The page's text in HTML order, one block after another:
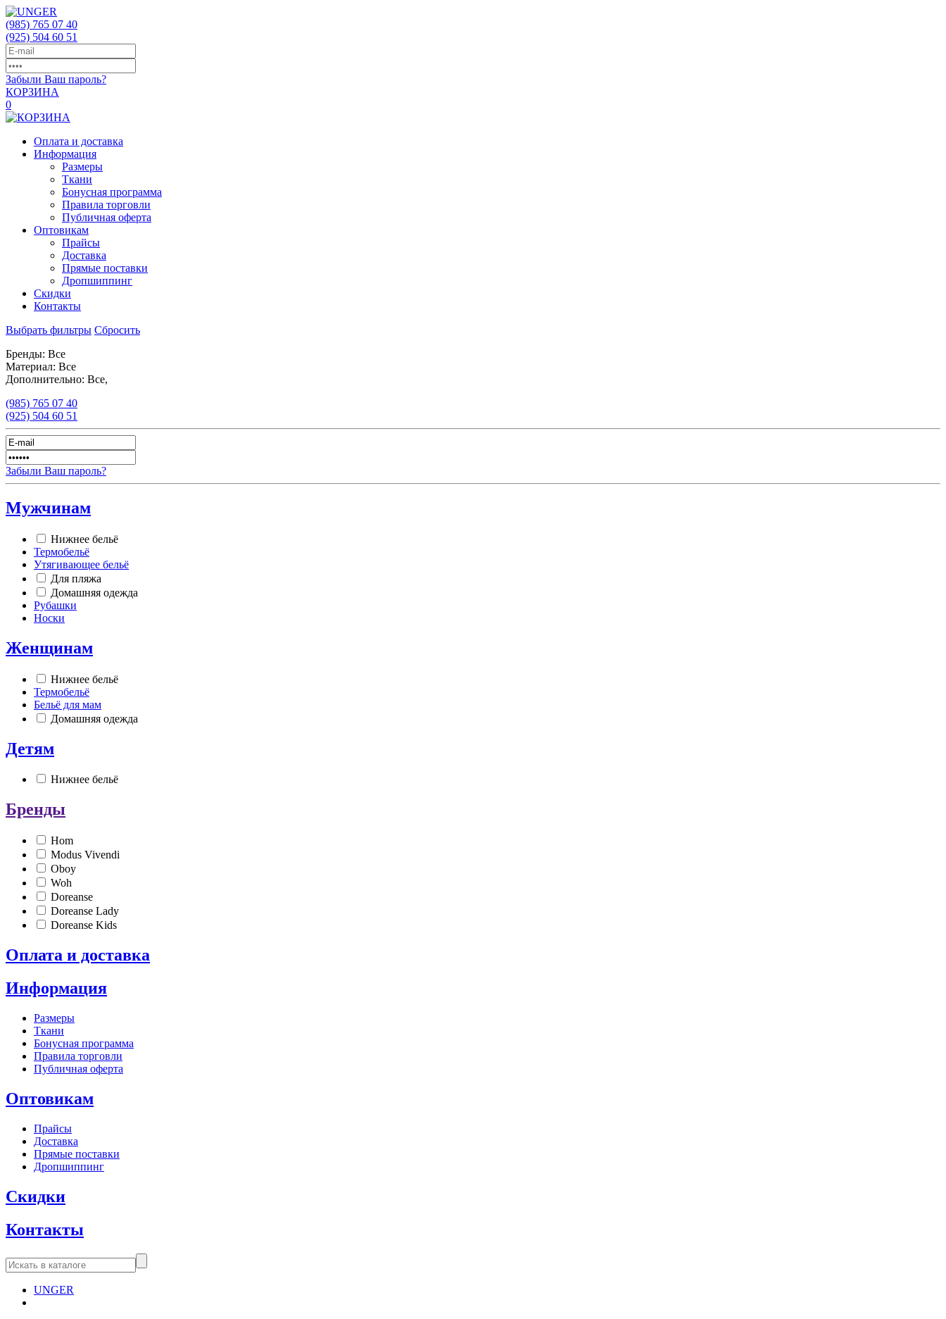
(985) 765 07 40
(925) 504 60 51
Забыли Ваш пароль?
КОРЗИНА
0
Оплата и доставка
Информация
Размеры
Ткани
Бонусная программа
Правила торговли
Публичная оферта
Оптовикам
Прайсы
Доставка
Прямые поставки
Дропшиппинг
Скидки
Контакты
Выбрать фильтры Сбросить
Бренды: Все
Материал: Все
Дополнительно: Все,
(985) 765 07 40
(925) 504 60 51
Забыли Ваш пароль?
Мужчинам
Нижнее бельё
Термобельё
Утягивающее бельё
Для пляжа
Домашняя одежда
Рубашки
Носки
Женщинам
Нижнее бельё
Термобельё
Бельё для мам
Домашняя одежда
Детям
Нижнее бельё
Бренды
Hom
Modus Vivendi
Oboy
Woh
Doreanse
Doreanse Lady
Doreanse Kids
Оплата и доставка
Информация
Размеры
Ткани
Бонусная программа
Правила торговли
Публичная оферта
Оптовикам
Прайсы
Доставка
Прямые поставки
Дропшиппинг
Скидки
Контакты
UNGER